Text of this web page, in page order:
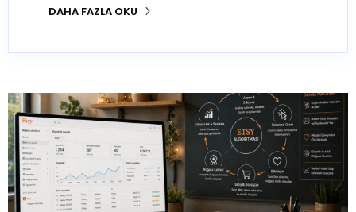
DAHA FAZLA OKU